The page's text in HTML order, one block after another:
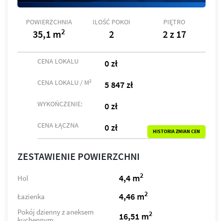
POWIERZCHNIA
35,1 m2
ILOŚĆ POKOI
2
PIĘTRO
2 z 17
CENA LOKALU 0 zł
CENA LOKALU / M2 5 847 zł
WYKOŃCZENIE: 0 zł
CENA ŁĄCZNA 0 zł HISTORIA ZMIAN CEN
ZESTAWIENIE POWIERZCHNI
Hol 4,4 m2
Łazienka 4,46 m2
Pokój dzienny z aneksem
16,51 m2